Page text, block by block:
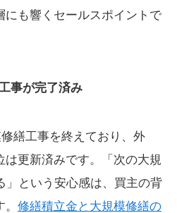
にも響くセールスポイントで
事が完了済み
繕工事を終えており、外
更新済みです。「次の大規
」という安心感は、買主の背
修繕積立金と大規模修繕の